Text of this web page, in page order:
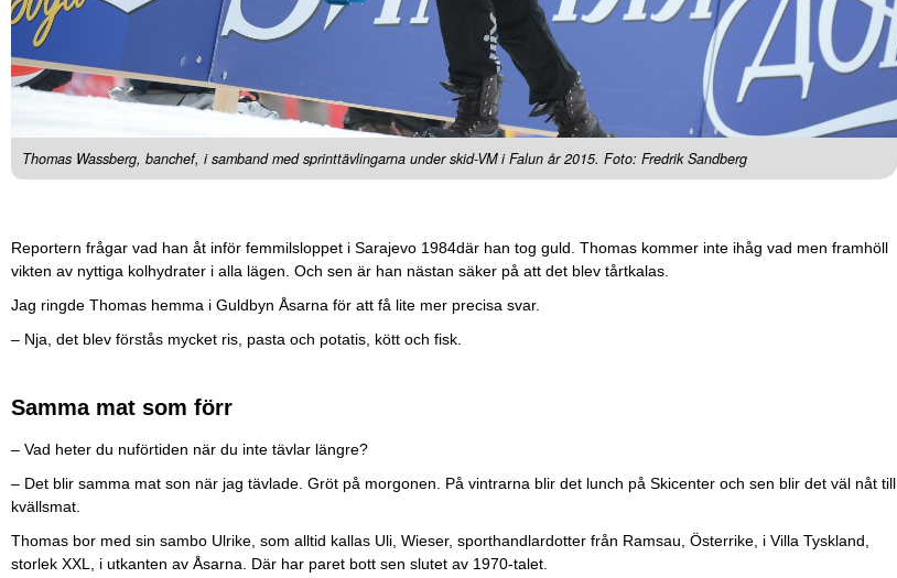
Thomas Wassberg, banchef, i samband med sprinttävlingarna under skid-VM i Falun år 2015. Foto: Fredrik Sandberg
Reportern frågar vad han åt inför femmilsloppet i Sarajevo 1984där han tog guld. Thomas kommer inte ihåg vad men framhöll
vikten av nyttiga kolhydrater i alla lägen. Och sen är han nästan säker på att det blev tårtkalas.
Jag ringde Thomas hemma i Guldbyn Åsarna för att få lite mer precisa svar.
– Nja, det blev förstås mycket ris, pasta och potatis, kött och fisk.
Samma mat som förr
– Vad heter du nuförtiden när du inte tävlar längre?
– Det blir samma mat son när jag tävlade. Gröt på morgonen. På vintrarna blir det lunch på Skicenter och sen blir det väl nåt till
kvällsmat.
Thomas bor med sin sambo Ulrike, som alltid kallas Uli, Wieser, sporthandlardotter från Ramsau, Österrike, i Villa Tyskland,
storlek XXL, i utkanten av Åsarna. Där har paret bott sen slutet av 1970-talet.